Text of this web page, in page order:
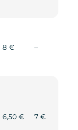
8 € –Non
6,50 € 7 €